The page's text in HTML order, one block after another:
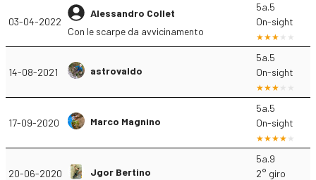
03-04-2022
Alessandro Collet
Con le scarpe da avvicinamento
5a.5
On-sight
14-08-2021 astrovaldo
5a.5
On-sight
17-09-2020 Marco Magnino
5a.5
On-sight
20-06-2020 Jgor Bertino
5a.9
2° giro